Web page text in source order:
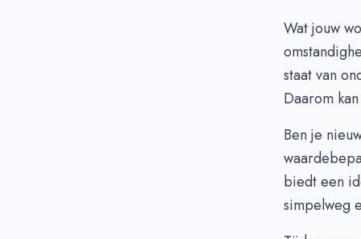
Juli
Augustus
September
Oktober
November
December
Januari
Februari
Maart
April
Mei
Wat jouw
staat van
Daarom
Ben je
biedt een
simpelweg